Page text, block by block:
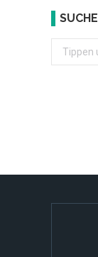
SUCHE
Search: